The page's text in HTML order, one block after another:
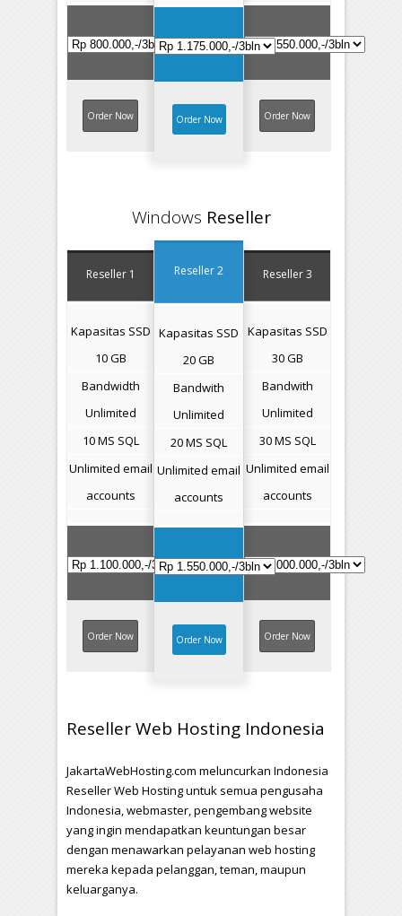
Order Now Order Now Order Now
Windows Reseller
Reseller 1
Kapasitas SSD
10 GB
Bandwidth
Unlimited
10 MS SQL
Unlimited email
accounts
Order Now
Reseller 2
Kapasitas SSD
20 GB
Bandwith
Unlimited
20 MS SQL
Unlimited email
accounts
Order Now
Reseller 3
Kapasitas SSD
30 GB
Bandwith
Unlimited
30 MS SQL
Unlimited email
accounts
Order Now
Reseller Web Hosting Indonesia
JakartaWebHosting.com meluncurkan Indonesia
Reseller Web Hosting untuk semua pengusaha
Indonesia, webmaster, pengembang website
yang ingin mendapatkan keuntungan besar
dengan menawarkan pelayanan web hosting
mereka kepada pelanggan, teman, maupun
keluarganya.